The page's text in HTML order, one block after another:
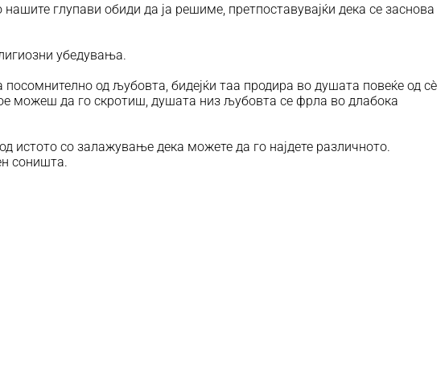
глупави обиди да ја решиме, претпоставувајќи дека се заснова
убедувања.
од љубовта, бидејќи таа продира во душата повеќе од сè
можеш да го скротиш, душата низ љубовта се фрла во длабока
истото со залажување дека можете да го најдете различното.
соништа.